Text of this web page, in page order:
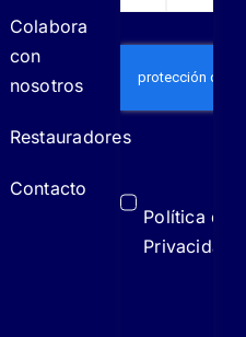
Colabora
con
nosotros
Restauradores
Contacto
Política de
Privacidad